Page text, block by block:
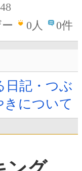
0人 0件
日記・つぶ
きについて